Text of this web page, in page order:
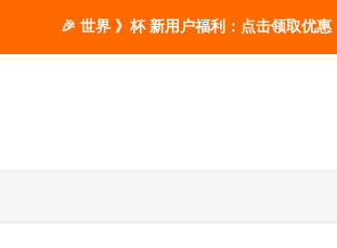
🎉 世界 》杯 新用户福利：点击领取优惠